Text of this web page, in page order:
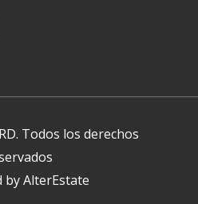
. Todos los derechos
by AlterEstate